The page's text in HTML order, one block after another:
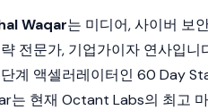
Waqar는 미디어, 사이버 보
전문가, 기업가이자 연사입
계 액셀러레이터인 60 Day
는 현재 Octant Labs의 최고